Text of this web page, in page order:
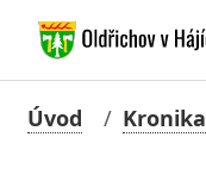
Úvod Kronika